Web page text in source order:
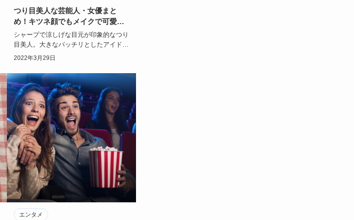
つり目美人な芸能人・女優まと
め！キツネ顔でもメイクで可愛
く！
シャープで涼しげな目元が印象的なつり
目美人。大きなパッチリとしたアイドル
顔の芸能人が多い中、クールな印象のつ
2022年3月29日
エンタメ